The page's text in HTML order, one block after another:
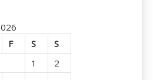
F S
S
1
2